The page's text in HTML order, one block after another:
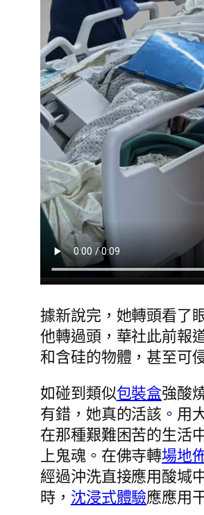
據新說完，她轉頭看了
他轉過頭，華社此前報
和含硅的物體，甚至可
如碰到類似包裝盒強酸
有錯，她真的活該。用
在那種艱難困苦的生活
上鬼魂。在佛寺轉場地
經過沖洗直接應用酸堿
時， 沈浸式體驗應應用